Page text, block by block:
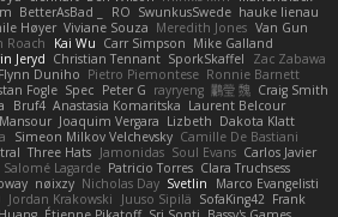
BetterAsBad _ RO SwunkusSwede hauke lienau
Høyer Viviane Souza Meredith Jones Van Gun
Roach Kai Wu Carr Simpson Mike Galland
Jeryd Christian Tennant SporkSkaffel
Zac Zabawa
Flynn Duniho Pietro Piemontese Ronnie Barnett
Fogle Spec Peter G rayryeng 鸝瑩 魏 Craig Smith
Bruf4 Anastasia Komaritska Laurent Belcour
Joaquim Vergara Lizbeth Dakota Klatt
Simeon Milkov Velchevsky Camille De Bastiani
Three Hats Jamonidas Soul Evans Carlos Javier
Salomé Lagarde Patricio Torres Clara Truchsess
nøixzy Nicholas Day Svetlin
Marco Evangelisti
Jordan Krakowski Juuso Sipilä SofaKing42 Frank